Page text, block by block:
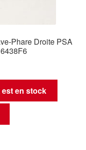
Phare Droite PSA
en stock